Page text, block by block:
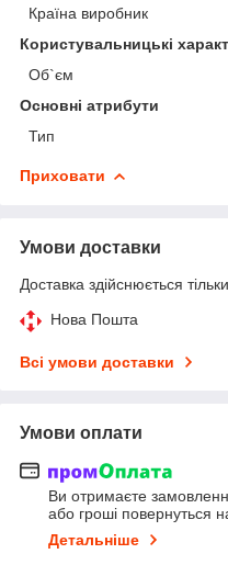
Країна виробник
Користувальницькі
Об`єм
Основні атрибути
Тип
Приховати
Умови доставки
Доставка здійснюється
Нова Пошта
Всі умови доставки
Умови оплати
Ви отримаєте
або гроші повернуться
Детальніше